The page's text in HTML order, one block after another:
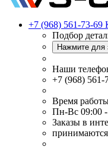
+7 (968) 561-73-69
Подбор
Нажмите для
Наши
+7 (968) 561-
Время
Пн-Вс 09:00 -
Заказы в
принимаются